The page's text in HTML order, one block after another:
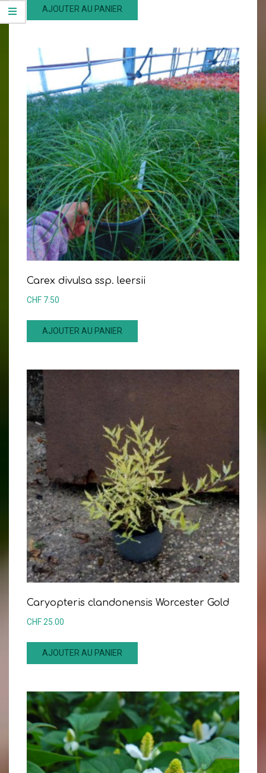
AJOUTER AU PANIER
Carex divulsa ssp. leersii
CHF 7.50
AJOUTER AU PANIER
Caryopteris clandonensis Worcester Gold
CHF 25.00
AJOUTER AU PANIER